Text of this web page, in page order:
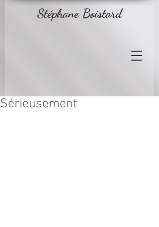
Stéphane Boistard
Sérieusement